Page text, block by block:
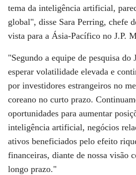
tema da inteligência artificial,
global", disse Sara Perring, chefe
vista para a Ásia-Pacífico no J.P.
"Segundo a equipe de pesquisa do
esperar volatilidade elevada e
por investidores estrangeiros no
coreano no curto prazo.
oportunidades para aumentar
inteligência artificial, negócios
ativos beneficiados pelo efeito
financeiras, diante de nossa visão
longo prazo."